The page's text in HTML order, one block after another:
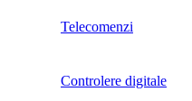
Telecomenzi
Controlere digitale